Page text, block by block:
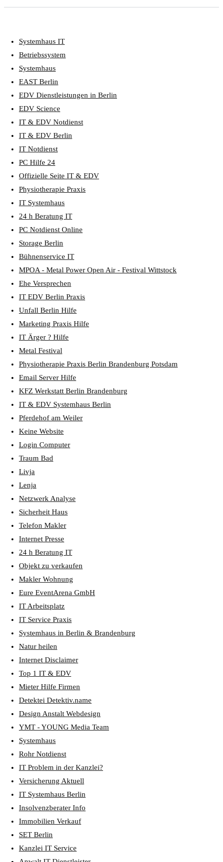
Systemhaus IT
Betriebssystem
Systemhaus
EAST Berlin
EDV Dienstleistungen in Berlin
EDV Science
IT & EDV Notdienst
IT & EDV Berlin
IT Notdienst
PC Hilfe 24
Offizielle Seite IT & EDV
Physiotherapie Praxis
IT Systemhaus
24 h Beratung IT
PC Notdienst Online
Storage Berlin
Bühnenservice IT
MPOA - Metal Power Open Air - Festival Wittstock
Ehe Versprechen
IT EDV Berlin Praxis
Unfall Berlin Hilfe
Marketing Praxis Hilfe
IT Ärger ? Hilfe
Metal Festival
Physiotherapie Praxis Berlin Brandenburg Potsdam
Email Server Hilfe
KFZ Werkstatt Berlin Brandenburg
IT & EDV Systemhaus Berlin
Pferdehof am Weiler
Keine Website
Login Computer
Traum Bad
Livja
Lenja
Netzwerk Analyse
Sicherheit Haus
Telefon Makler
Internet Presse
24 h Beratung IT
Objekt zu verkaufen
Makler Wohnung
Eure EventArena GmbH
IT Arbeitsplatz
IT Service Praxis
Systemhaus in Berlin & Brandenburg
Natur heilen
Internet Disclaimer
Top 1 IT & EDV
Mieter Hilfe Firmen
Detektei Detektiv.name
Design Anstalt Webdesign
YMT - YOUNG Media Team
Systemhaus
Rohr Notdienst
IT Problem in der Kanzlei?
Versicherung Aktuell
IT Systemhaus Berlin
Insolvenzberater Info
Immobilien Verkauf
SET Berlin
Kanzlei IT Service